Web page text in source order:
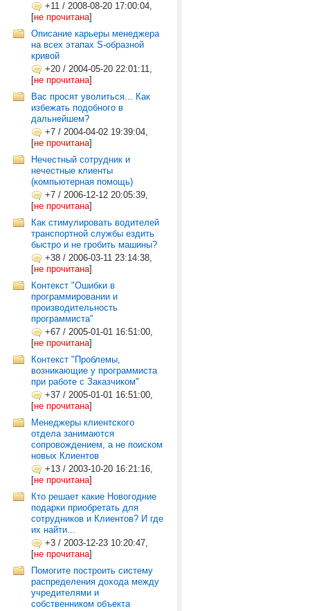
+11 / 2008-08-20 17:00:04,
[не прочитана]
Описание карьеры менеджера
на всех этапах S-образной
кривой
+20 / 2004-05-20 22:01:11,
[не прочитана]
Вас просят уволиться... Как
избежать подобного в
дальнейшем?
+7 / 2004-04-02 19:39:04,
[не прочитана]
Нечестный сотрудник и
нечестные клиенты
(компьютерная помощь)
+7 / 2006-12-12 20:05:39,
[не прочитана]
Как стимулировать водителей
транспортной службы ездить
быстро и не гробить машины?
+38 / 2006-03-11 23:14:38,
[не прочитана]
Контекст "Ошибки в
программировании и
производительность
программиста"
+67 / 2005-01-01 16:51:00,
[не прочитана]
Контекст "Проблемы,
возникающие у программиста
при работе с Заказчиком"
+37 / 2005-01-01 16:51:00,
[не прочитана]
Менеджеры клиентского
отдела занимаются
сопровождением, а не поиском
новых Клиентов
+13 / 2003-10-20 16:21:16,
[не прочитана]
Кто решает какие Новогодние
подарки приобретать для
сотрудников и Клиентов? И где
их найти...
+3 / 2003-12-23 10:20:47,
[не прочитана]
Помогите построить систему
распределения дохода между
учредителями и
собственником объекта